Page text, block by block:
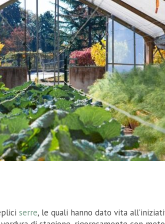
serre, le quali hanno dato vita